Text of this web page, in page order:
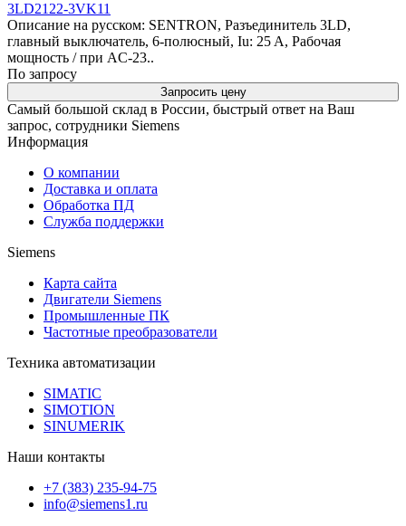
3LD2122-3VK11
Описание на русском: SENTRON, Разъединитель 3LD,
главный выключатель, 6-полюсный, Iu: 25 A, Рабочая
мощность / при AC-23..
По запросу
Запросить цену
Самый большой склад в России, быстрый ответ на Ваш
запрос, сотрудники Siemens
Информация
О компании
Доставка и оплата
Обработка ПД
Служба поддержки
Siemens
Карта сайта
Двигатели Siemens
Промышленные ПК
Частотные преобразователи
Техника автоматизации
SIMATIC
SIMOTION
SINUMERIK
Наши контакты
+7 (383) 235-94-75
info@siemens1.ru